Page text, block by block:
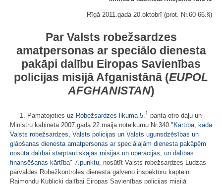
Rīgā 2011.gada 20.oktobrī (prot. Nr.60 66.§)
Par Valsts robežsardzes
amatpersonas ar speciālo dienesta
pakāpi dalību Eiropas Savienības
policijas misijā Afganistānā (EUPOL
AFGHANISTAN)
1. Pamatojoties uz Robežsardzes likuma 5.1 panta otro daļu un
Ministru kabineta 2007.gada 22.maija noteikumu Nr.340 " Kārtība, kādā
Valsts robežsardzes, Valsts policijas un Valsts ugunsdzēsības un
glābšanas dienesta amatpersonas ar speciālajām dienesta pakāpēm
nosūta dalībai starptautiskajās misijās un operācijās, un dalības
finansēšanas kārtība" 7.punktu, nosūtīt Valsts robežsardzes Ludzas
pārvaldes Robežkontroles dienesta galveno inspektoru kapteini
Raimondu Kublicki dalībai Eiropas Savienības policijas misijā